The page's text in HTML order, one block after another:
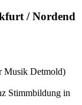
/ Nordend
Musik Detmold)
Stimmbildung in